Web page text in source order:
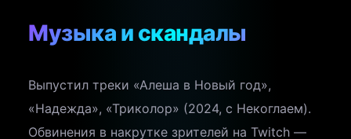
Музыка и скандалы
Выпустил треки «Алеша в Новый год»,
«Надежда», «Триколор» (2024, с Некоглаем).
Обвинения в накрутке зрителей на Twitch —